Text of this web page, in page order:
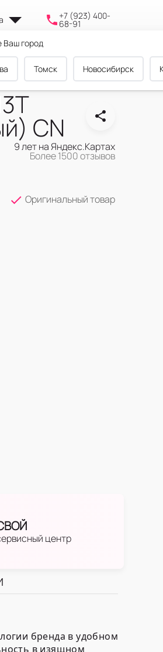
Ваш город
Томск Новосибирск
+7 (923) 400-
68-91
Cравнение Корзина
CN
9 лет на Яндекс.Картах
Более 1500 отзывов
Оригинальный товар
центр
бренда в удобном
в изящном